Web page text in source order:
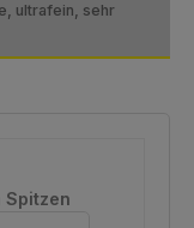
ultrafein, sehr
Spitzen